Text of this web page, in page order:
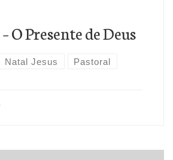
O Presente de Deus
Natal Jesus Pastoral